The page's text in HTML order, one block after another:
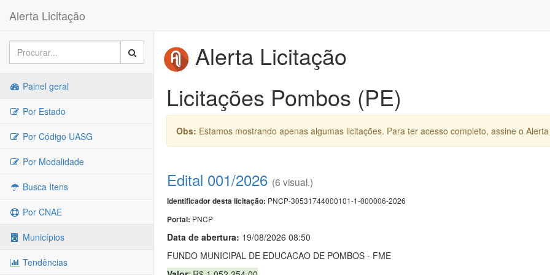
Alerta Licitação
Painel geral
Por Estado
Por Código UASG
Por Modalidade
Busca Itens
Por CNAE
Municípios
Tendências
Alerta Licitação
Licitações Pombos (PE)
Obs: Estamos mostrando apenas algumas licitações. Para ter acesso completo, assine o
Edital 001/2026 (6 visual.)
Identificador desta licitação: PNCP-30531744000101-1-000006-2026
Portal: PNCP
Data de abertura: 19/08/2026 08:50
FUNDO MUNICIPAL DE EDUCACAO DE POMBOS - FME